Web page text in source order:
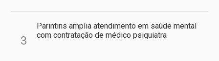
3
Parintins amplia atendimento em saúde mental
com contratação de médico psiquiatra